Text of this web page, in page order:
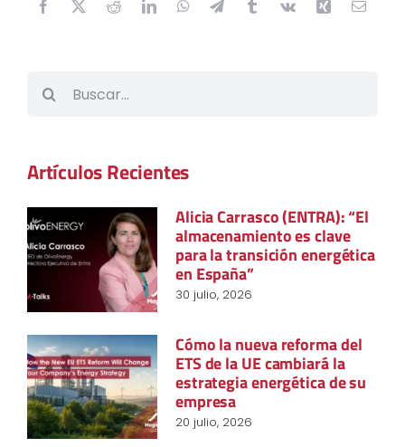
Buscar:
Artículos Recientes
Alicia Carrasco (ENTRA): “El
almacenamiento es clave
para la transición energética
en España”
30 julio, 2026
Cómo la nueva reforma del
ETS de la UE cambiará la
estrategia energética de su
empresa
20 julio, 2026